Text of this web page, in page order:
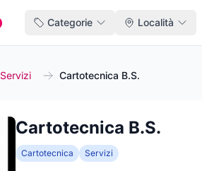
Categorie Località
Servizi Cartotecnica B.S.
Cartotecnica B.S.
Cartotecnica Servizi